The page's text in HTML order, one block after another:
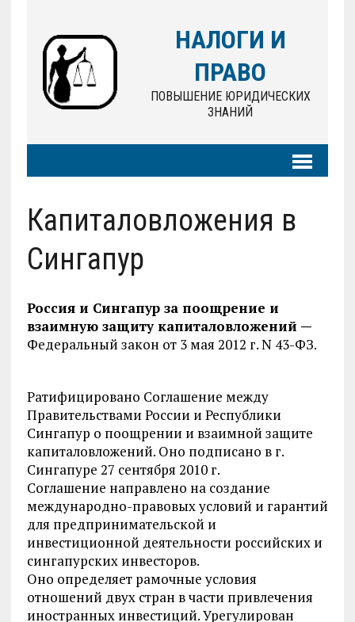
НАЛОГИ И
ПРАВО
ПОВЫШЕНИЕ ЮРИДИЧЕСКИХ
ЗНАНИЙ
Капиталовложения в
Сингапур
Россия и Сингапур за поощрение и
взаимную защиту капиталовложений —
Федеральный закон от 3 мая 2012 г. N 43-ФЗ.
Ратифицировано Соглашение между
Правительствами России и Республики
Сингапур о поощрении и взаимной защите
капиталовложений. Оно подписано в г.
Сингапуре 27 сентября 2010 г.
Соглашение направлено на создание
международно-правовых условий и гарантий
для предпринимательской и
инвестиционной деятельности российских и
сингапурских инвесторов.
Оно определяет рамочные условия
отношений двух стран в части привлечения
иностранных инвестиций. Урегулирован